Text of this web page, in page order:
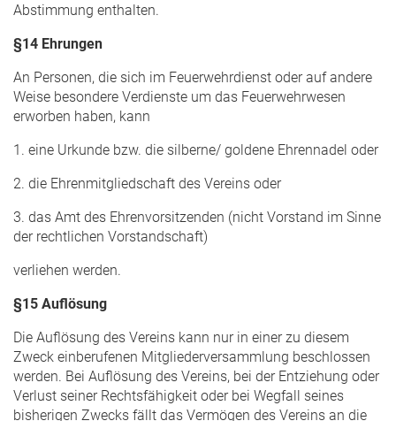
Abstimmung enthalten.
§14 Ehrungen
An Personen, die sich im Feuerwehrdienst oder auf andere
Weise besondere Verdienste um das Feuerwehrwesen
erworben haben, kann
1. eine Urkunde bzw. die silberne/ goldene Ehrennadel oder
2. die Ehrenmitgliedschaft des Vereins oder
3. das Amt des Ehrenvorsitzenden (nicht Vorstand im Sinne
der rechtlichen Vorstandschaft)
verliehen werden.
§15 Auflösung
Die Auflösung des Vereins kann nur in einer zu diesem
Zweck einberufenen Mitgliederversammlung beschlossen
werden. Bei Auflösung des Vereins, bei der Entziehung oder
Verlust seiner Rechtsfähigkeit oder bei Wegfall seines
bisherigen Zwecks fällt das Vermögen des Vereins an die